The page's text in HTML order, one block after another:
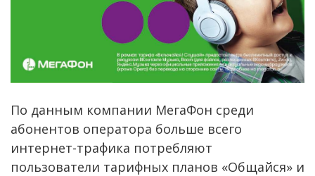
По данным компании МегаФон среди
абонентов оператора больше всего
интернет-трафика потребляют
пользователи тарифных планов «Общайся» и